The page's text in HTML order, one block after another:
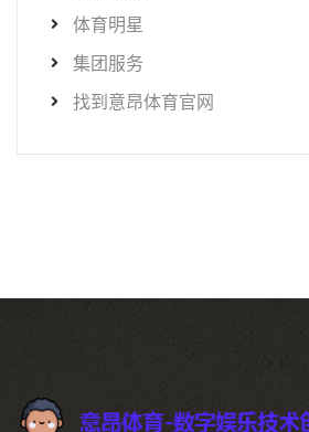
体育明星
集团服务
找到意昂体育官网